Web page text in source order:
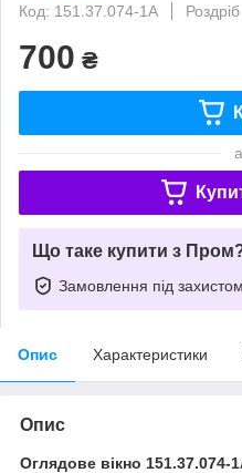
Код: 151.37.074-1А
Роздріб
700 ₴
Що таке купити з
Замовлення під захистом
Опис Характеристики
Опис
Оглядове вікно 151.37.074-